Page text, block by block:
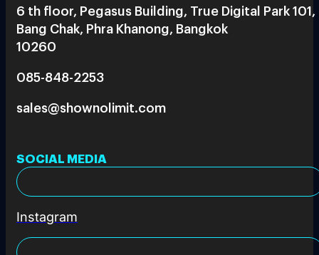
6 th floor, Pegasus Building, True Digital Park 101,
Bang Chak, Phra Khanong, Bangkok
10260
085-848-2253
sales@shownolimit.com
SOCIAL MEDIA
Instagram